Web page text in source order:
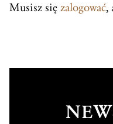
Musisz się zalogować,